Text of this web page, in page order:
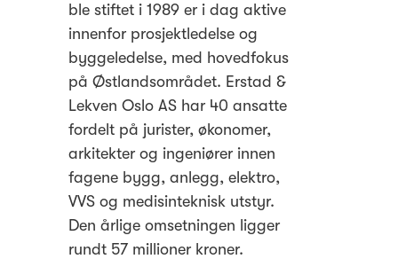
ble stiftet i 1989 er i dag aktive
innenfor prosjektledelse og
byggeledelse, med hovedfokus
på Østlandsområdet. Erstad &
Lekven Oslo AS har 40 ansatte
fordelt på jurister, økonomer,
arkitekter og ingeniører innen
fagene bygg, anlegg, elektro,
VVS og medisinteknisk utstyr.
Den årlige omsetningen ligger
rundt 57 millioner kroner.